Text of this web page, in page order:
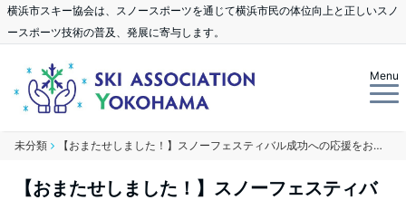
横浜市スキー協会は、スノースポーツを通じて横浜市民の体位向上と正しいスノ
ースポーツ技術の普及、発展に寄与します。
Menu
未分類 【おまたせしました！】スノーフェスティバル成功への応援をお願い致します！
【おまたせしました！】スノーフェスティバ